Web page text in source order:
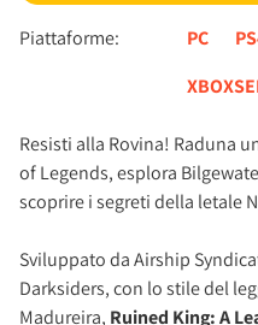
Piattaforme: PC
Resisti alla Rovina! Raduna
of Legends, esplora
scoprire i segreti della letale
Sviluppato da Airship
Darksiders, con lo stile del
Madureira, Ruined King: A